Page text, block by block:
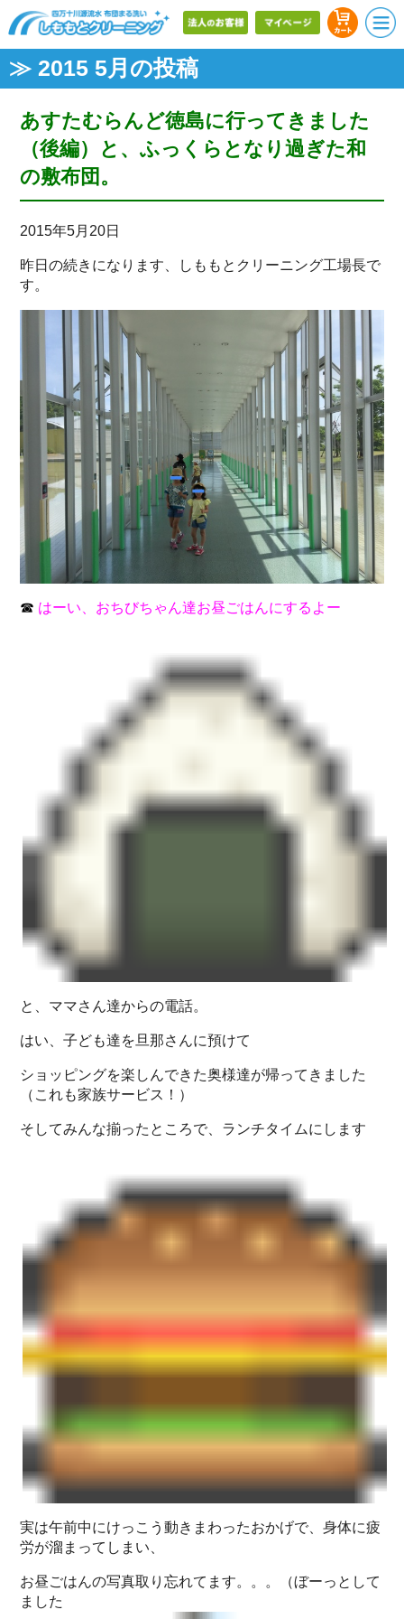
≫ 2015 5月の投稿
あすたむらんど徳島に行ってきました
（後編）と、ふっくらとなり過ぎた和
の敷布団。
2015年5月20日
昨日の続きになります、しももとクリーニング工場長で
す。
☎ はーい、おちびちゃん達お昼ごはんにするよー
と、ママさん達からの電話。
はい、子ども達を旦那さんに預けて
ショッピングを楽しんできた奥様達が帰ってきました
（これも家族サービス！）
そしてみんな揃ったところで、ランチタイムにします
実は午前中にけっこう動きまわったおかげで、身体に疲
労が溜まってしまい、
お昼ごはんの写真取り忘れてます。。。（ぼーっとして
ました